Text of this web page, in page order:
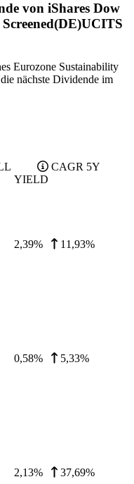
von iShares Dow
Eurozone Sustainability
nächste Dividende im
YIELD
CAGR 5Y
2,39% 11,93%
0,58% 5,33%
2,13% 37,69%